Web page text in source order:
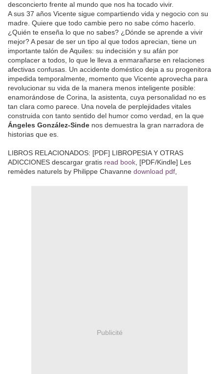
desconcierto frente al mundo que nos ha tocado vivir.
A sus 37 años Vicente sigue compartiendo vida y negocio con su
madre. Quiere que todo cambie pero no sabe cómo hacerlo.
¿Quién te enseña lo que no sabes? ¿Dónde se aprende a vivir
mejor? A pesar de ser un tipo al que todos aprecian, tiene un
importante talón de Aquiles: su indecisión y su afán por
complacer a todos, lo que le lleva a enmarañarse en relaciones
afectivas confusas. Un accidente doméstico deja a su progenitora
impedida temporalmente, momento que Vicente aprovecha para
revolucionar su vida de la manera menos inteligente posible:
enamorándose de Corina, la asistenta, cuya personalidad no es
tan clara como parece. Una novela de perplejidades vitales
construida con tanto sentido del humor como verdad, en la que
Ángeles González-Sinde nos demuestra la gran narradora de
historias que es.
LIBROS RELACIONADOS: [PDF] LIBROPESIA Y OTRAS
ADICCIONES descargar gratis read book , [PDF/Kindle] Les
remèdes naturels by Philippe Chavanne download pdf
Publicité